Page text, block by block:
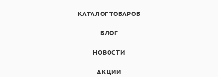
КАТАЛОГ ТОВАРОВ
БЛОГ
НОВОСТИ
АКЦИИ